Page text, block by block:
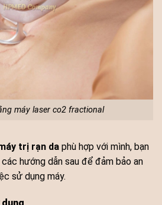
máy laser co2 fractional
trị rạn da phù hợp với mình, bạn
hướng dẫn sau để đảm bảo an
sử dụng máy.